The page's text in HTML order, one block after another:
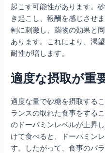
起こす可能性があります。
き起こし、報酬を感じさせ
剰に刺激し、薬物の効果と
あります。これにより、渇
耐性が増します。
適度な摂取が重
適度な量で砂糖を摂取する
ランスの取れた食事をする
のドーパミンレベルが上昇
けて食べると、ドーパミン
す。したがって、食事のバ